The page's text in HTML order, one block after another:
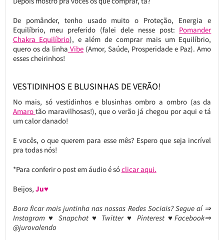
De pomânder, tenho usado muito o Proteção, Energia e
Equilíbrio, meu preferido (falei dele nesse post: Pomander
Chakra Equilíbrio), e além de comprar mais um Equilíbrio,
quero os da linha Vibe(Amor, Saúde, Prosperidade e Paz). Amo
esses cheirinhos!
VESTIDINHOS E BLUSINHAS DE VERÃO!
No mais, só vestidinhos e blusinhas ombro a ombro (as da
Amaro tão maravilhosas!), que o verão já chegou por aqui e tá
um calor danado!
E vocês, o que querem para esse mês? Espero que seja incrível
pra todas nós!
*Para conferir o post em áudio é sóclicar aqui.
Beijos, Ju♥
Bora ficar mais juntinha nas nossas Redes Sociais? Segue aí ⇒
Instagram ♥ Snapchat ♥ Twitter ♥ Pinterest ♥Facebook⇒
@jurovalendo